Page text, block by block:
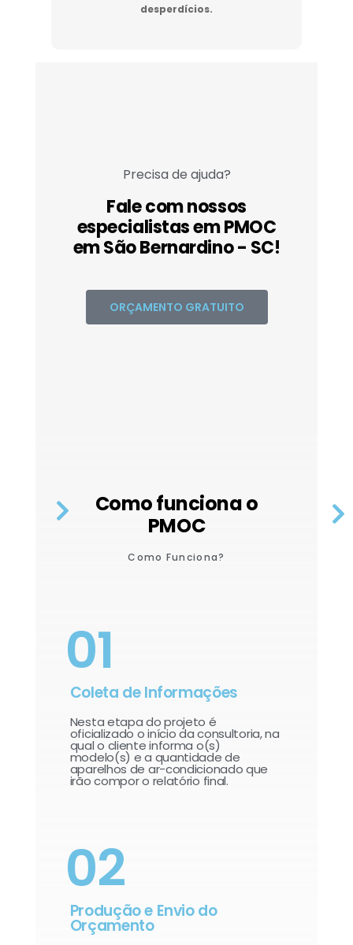
desperdícios.
Precisa de ajuda?
Fale com nossos
especialistas em PMOC
em São Bernardino - SC!
ORÇAMENTO GRATUITO
Como funciona o
PMOC
Como Funciona?
01
Coleta de Informações
Nesta etapa do projeto é
oficializado o início da consultoria, na
qual o cliente informa o(s)
modelo(s) e a quantidade de
aparelhos de ar-condicionado que
irão compor o relatório final.​
02
Produção e Envio do
Orçamento